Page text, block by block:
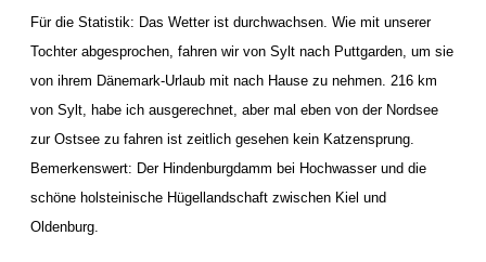
Für die Statistik: Das Wetter ist durchwachsen. Wie mit unserer
Tochter abgesprochen, fahren wir von Sylt nach Puttgarden, um sie
von ihrem Dänemark-Urlaub mit nach Hause zu nehmen. 216 km
von Sylt, habe ich ausgerechnet, aber mal eben von der Nordsee
zur Ostsee zu fahren ist zeitlich gesehen kein Katzensprung.
Bemerkenswert: Der Hindenburgdamm bei Hochwasser und die
schöne holsteinische Hügellandschaft zwischen Kiel und
Oldenburg.